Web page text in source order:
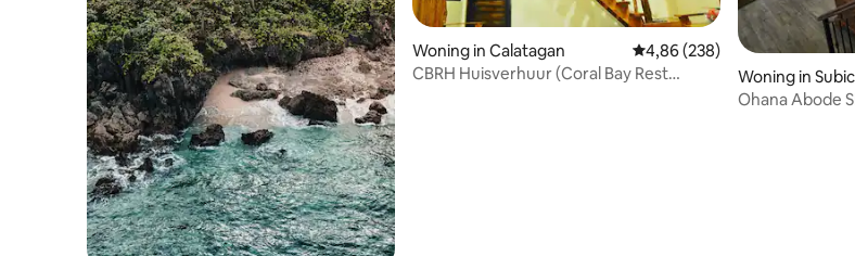
Woning in Calatagan Gemiddelde beoordeling van
4,86 (238)
CBRH Huisverhuur (Coral Bay Rest
Woning in
t Zone
Ohana Abode